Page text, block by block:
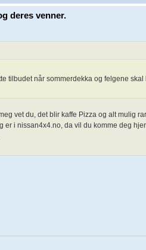
deres venner.
tilbudet når sommerdekka og felgene
vet du, det blir kaffe Pizza og alt mulig
er i nissan4x4.no, da vil du komme deg